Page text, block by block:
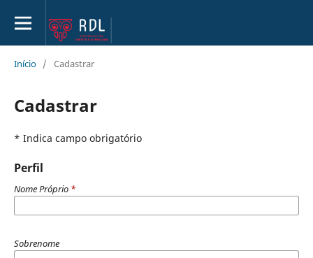
Início / Cadastrar
Cadastrar
* Indica campo obrigatório
Perfil
Nome Próprio *
Sobrenome